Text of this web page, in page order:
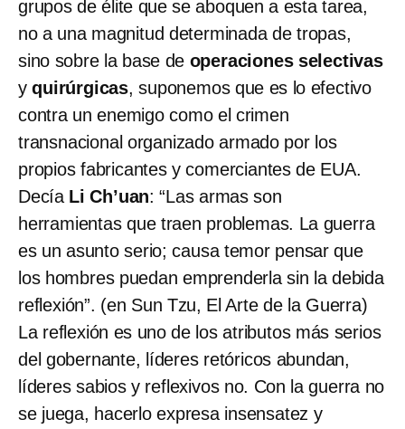
grupos de élite que se aboquen a esta tarea,
no a una magnitud determinada de tropas,
sino sobre la base de operaciones selectivas
yquirúrgicas, suponemos que es lo efectivo
contra un enemigo como el crimen
transnacional organizado armado por los
propios fabricantes y comerciantes de EUA.
Decía Li Ch’uan: “Las armas son
herramientas que traen problemas. La guerra
es un asunto serio; causa temor pensar que
los hombres puedan emprenderla sin la debida
reflexión”. (en Sun Tzu, El Arte de la Guerra)
La reflexión es uno de los atributos más serios
del gobernante, líderes retóricos abundan,
líderes sabios y reflexivos no. Con la guerra no
se juega, hacerlo expresa insensatez y